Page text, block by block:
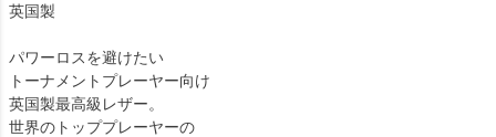
英国製
パワーロスを避けたい
トーナメントプレーヤー向け
英国製最高級レザー。
世界のトッププレーヤーの